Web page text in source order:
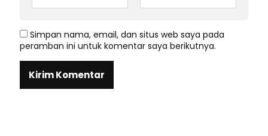
Simpan nama, email, dan situs web saya pada
peramban ini untuk komentar saya berikutnya.